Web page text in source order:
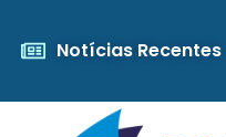
Notícias Recentes